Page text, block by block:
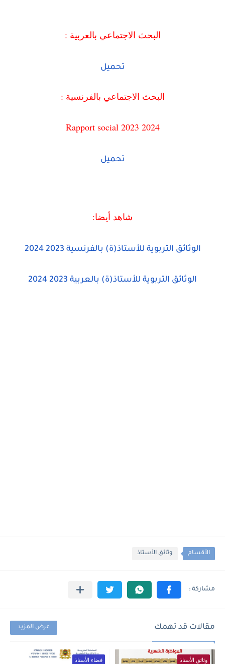
البحث الاجتماعي بالعربية :
تحميل
البحث الاجتماعي بالفرنسية :
Rapport social 2023 2024
تحميل
شاهد أيضا:
الوثائق التربوية للأستاذ(ة) بالفرنسية 2023 2024
الوثائق التربوية للأستاذ(ة) بالعربية 2023 2024
الأقسام وثائق الأستاذ
مقالات قد تهمك عرض المزيد
وثائق الأستاذ فضاء الأستاذ